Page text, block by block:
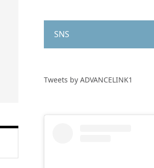
SNS
Tweets by ADVANCELINK1